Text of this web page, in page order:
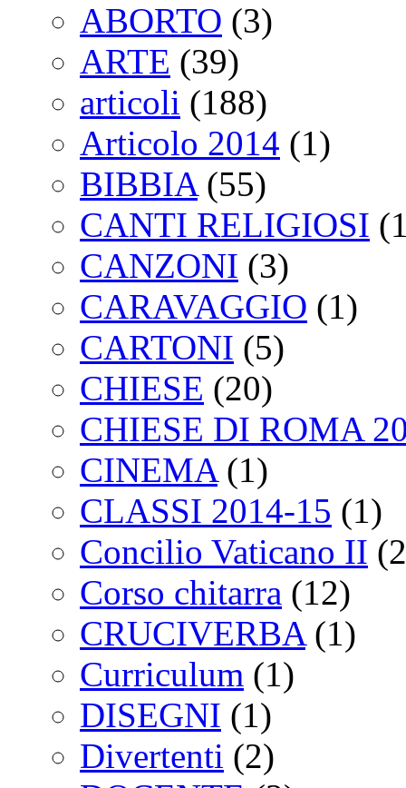
ABORTO (3)
ARTE (39)
articoli (188)
Articolo 2014 (1)
BIBBIA(55)
CANTI RELIGIOSI
CANZONI (3)
CARAVAGGIO (1)
CARTONI (5)
CHIESE (20)
CHIESE DI ROMA
CINEMA(1)
CLASSI 2014-15 (1)
Concilio Vaticano II
Corso chitarra (12)
CRUCIVERBA(1)
Curriculum (1)
DISEGNI (1)
Divertenti (2)